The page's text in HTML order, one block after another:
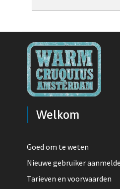
Welkom
Goed om te weten
Nieuwe gebruiker
Tarieven en voorwaarden